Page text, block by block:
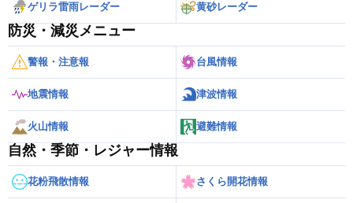
ゲリラ雷雨レーダー 黄砂レーダー
防災・減災メニュー
警報・注意報 台風情報
地震情報 津波情報
火山情報 避難情報
自然・季節・レジャー情報
花粉飛散情報 さくら開花情報